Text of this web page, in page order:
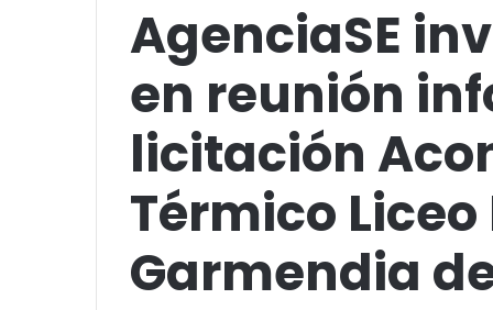
AgenciaSE
en reunión
licitación
Térmico
Garmendia